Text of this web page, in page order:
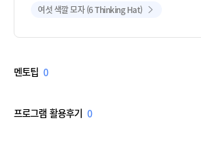
여섯 색깔 모자 (6 Thinking Hat)
멘토팁 0
프로그램 활용후기 0